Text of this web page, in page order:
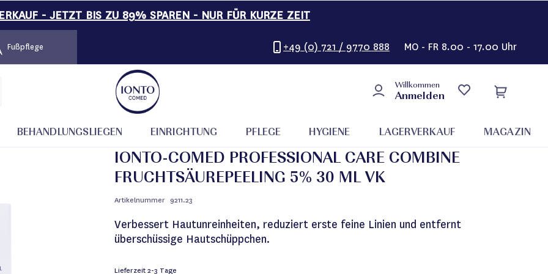
- JETZT BIS ZU 89% SPAREN - NUR FÜR KURZE ZEIT
Fußpflege +49 (0) 721 / 9770 888 MO - FR 8.00 - 17.00 Uhr
Willkommen
Anmelden
BEHANDLUNGSLIEGEN EINRICHTUNG PFLEGE HYGIENE LAGERVERKAUF MAGAZIN
5% 30 ml VK
IONTO-COMED PROFESSIONAL CARE COMBINE
FRUCHTSÄUREPEELING 5% 30 ML VK
Artikelnummer 9211.23
Verbessert Hautunreinheiten, reduziert erste feine Linien und entfernt
überschüssige Hautschüppchen.
Lieferzeit2-3 Tage